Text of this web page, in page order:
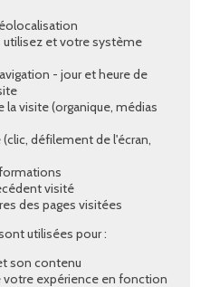
utilisez et votre système
- jour et heure de
visite (organique, médias
défilement de l'écran,
visité
des pages visitées
utilisées pour :
son contenu
votre expérience en fonction